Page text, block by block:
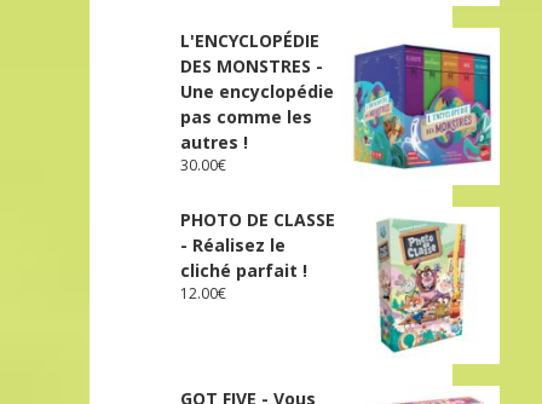
L'ENCYCLOPÉDIE
DES MONSTRES -
Une encyclopédie
pas comme les
autres !
30.00€
PHOTO DE CLASSE
- Réalisez le
cliché parfait !
12.00€
GOT FIVE - Vous